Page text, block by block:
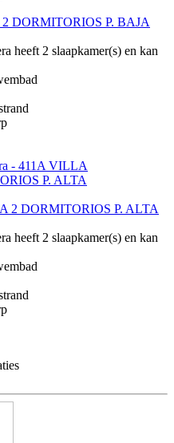
DORMITORIOS P. BAJA
heeft 2 slaapkamer(s) en kan
2 DORMITORIOS P. ALTA
heeft 2 slaapkamer(s) en kan